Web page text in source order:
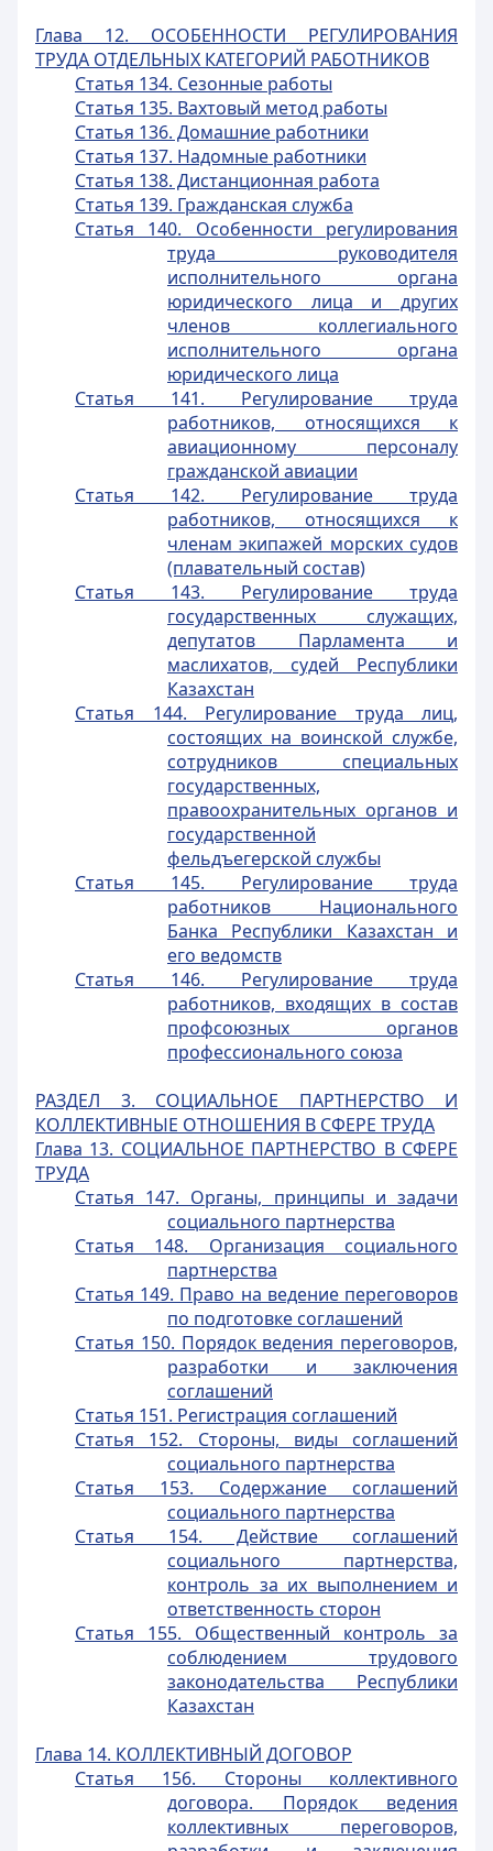
Глава 12. ОСОБЕННОСТИ РЕГУЛИРОВАНИЯ
ТРУДА ОТДЕЛЬНЫХ КАТЕГОРИЙ РАБОТНИКОВ
Статья 134. Сезонные работы
Статья 135. Вахтовый метод работы
Статья 136. Домашние работники
Статья 137. Надомные работники
Статья 138. Дистанционная работа
Статья 139. Гражданская служба
Статья 140. Особенности регулирования
труда руководителя
исполнительного органа
юридического лица и других
членов коллегиального
исполнительного органа
юридического лица
Статья 141. Регулирование труда
работников, относящихся к
авиационному персоналу
гражданской авиации
Статья 142. Регулирование труда
работников, относящихся к
членам экипажей морских судов
(плавательный состав)
Статья 143. Регулирование труда
государственных служащих,
депутатов Парламента и
маслихатов, судей Республики
Казахстан
Статья 144. Регулирование труда лиц,
состоящих на воинской службе,
сотрудников специальных
государственных,
правоохранительных органов и
государственной
фельдъегерской службы
Статья 145. Регулирование труда
работников Национального
Банка Республики Казахстан и
его ведомств
Статья 146. Регулирование труда
работников, входящих в состав
профсоюзных органов
профессионального союза
РАЗДЕЛ 3. СОЦИАЛЬНОЕ ПАРТНЕРСТВО И
КОЛЛЕКТИВНЫЕ ОТНОШЕНИЯ В СФЕРЕ ТРУДА
Глава 13. СОЦИАЛЬНОЕ ПАРТНЕРСТВО В СФЕРЕ
ТРУДА
Статья 147. Органы, принципы и задачи
социального партнерства
Статья 148. Организация социального
партнерства
Статья 149. Право на ведение переговоров
по подготовке соглашений
Статья 150. Порядок ведения переговоров,
разработки и заключения
соглашений
Статья 151. Регистрация соглашений
Статья 152. Стороны, виды соглашений
социального партнерства
Статья 153. Содержание соглашений
социального партнерства
Статья 154. Действие соглашений
социального партнерства,
контроль за их выполнением и
ответственность сторон
Статья 155. Общественный контроль за
соблюдением трудового
законодательства Республики
Казахстан
Глава 14. КОЛЛЕКТИВНЫЙ ДОГОВОР
Статья 156. Стороны коллективного
договора. Порядок ведения
коллективных переговоров,